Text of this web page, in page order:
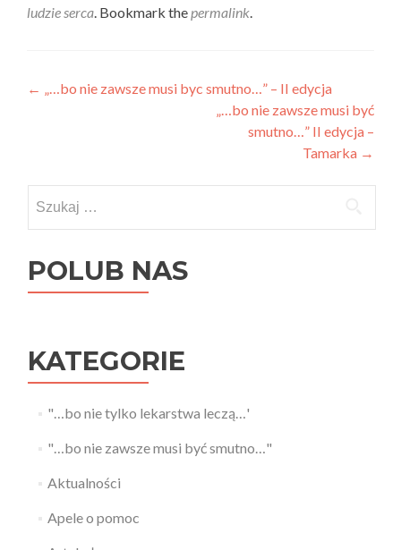
ludzie serca. Bookmark thepermalink.
Post
← „…bo nie zawsze musi byc smutno…” – II edycja
„…bo nie zawsze musi być
smutno…” II edycja –
Tamarka →
POLUB NAS
KATEGORIE
"…bo nie tylko lekarstwa leczą…'
"…bo nie zawsze musi być smutno…"
Aktualności
Apele o pomoc